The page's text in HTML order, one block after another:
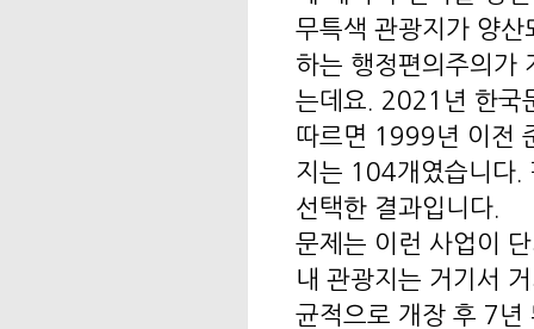
무특색 관광지가 양
하는 행정편의주의가
는데요. 2021년 한국
따르면 1999년 이전
지는 104개였습니다.
선택한 결과입니다.
문제는 이런 사업이
내 관광지는 거기서
균적으로 개장 후 7년